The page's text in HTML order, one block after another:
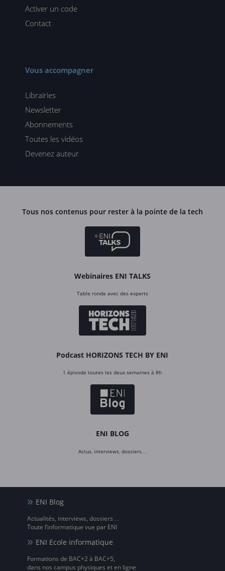
Activer un code
Contact
Vous accompagner
Librairies
Newsletter
Abonnements
Toutes les vidéos
Devenez auteur
Tous nos contenus pour rester à la pointe de la tech
Webinaires ENI TALKS
Table ronde avec des experts
Podcast HORIZONS TECH BY ENI
1 épisode toutes les deux semaines à 8h
ENI BLOG
Actus, interviews, dossiers…
ENI Blog
Actualités, interviews, dossiers…
Toute l’informatique vue par ENI
ENI Ecole informatique
Formations de BAC+2 à BAC+5,
dans nos campus physiques et en ligne